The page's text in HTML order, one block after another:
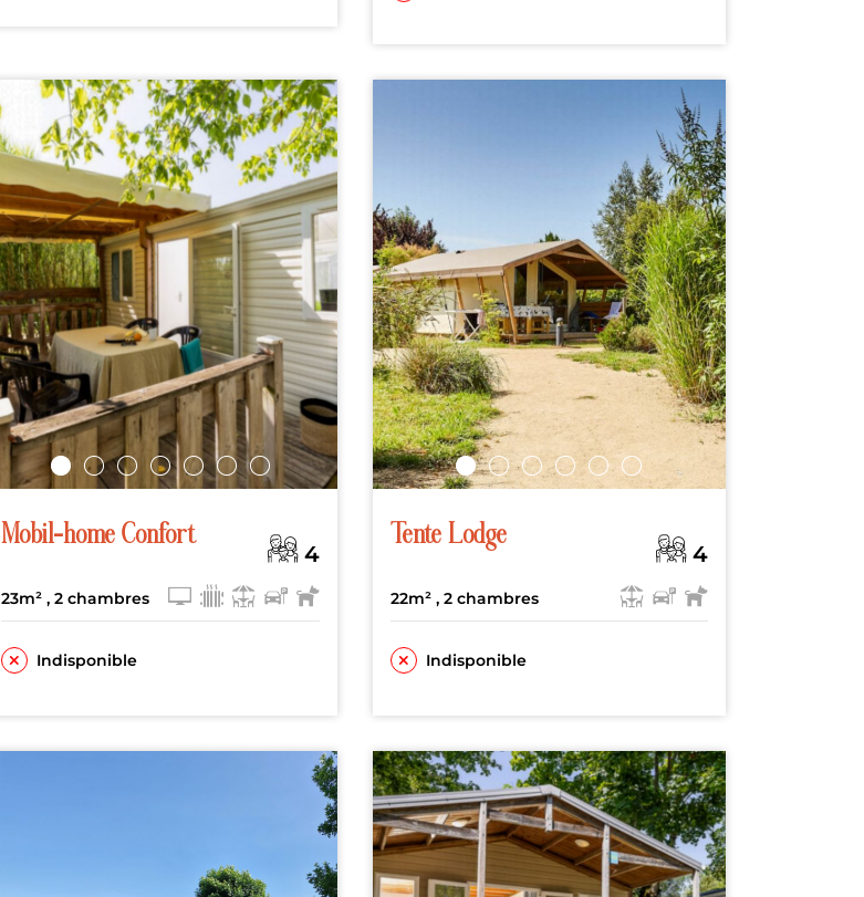
Mobil-home Confort
4
23m², 2 chambres
Indisponible
Tente Lodge
4
22m² , 2 chambres
Indisponible